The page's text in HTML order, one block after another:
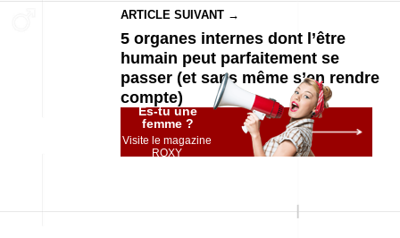
ARTICLE SUIVANT →
5 organes internes dont l’être
humain peut parfaitement se
passer (et sans même s’en rendre
compte)
Es-tu une
femme ?
Visite le magazine
ROXY